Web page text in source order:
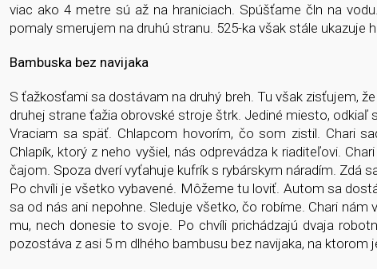
viac ako 4 metre sú až na hraniciach. Spúšťame čln na
pomaly smerujem na druhú stranu. 525-ka však stále
Bambuska bez navijaka
S ťažkosťami sa dostávam na druhý breh. Tu však zisťujem,
druhej strane ťažia obrovské stroje štrk. Jediné miesto, odkiaľ
Vraciam sa späť. Chlapcom hovorím, čo som zistil. Chari
Chlapík, ktorý z neho vyšiel, nás odprevádza k riaditeľovi.
čajom. Spoza dverí vyťahuje kufrík s rybárskym náradím. Zdá
Po chvíli je všetko vybavené. Môžeme tu loviť. Autom sa
sa od nás ani nepohne. Sleduje všetko, čo robíme. Chari
mu, nech donesie to svoje. Po chvíli prichádzajú dvaja
pozostáva z asi 5 m dlhého bambusu bez navijaka, na